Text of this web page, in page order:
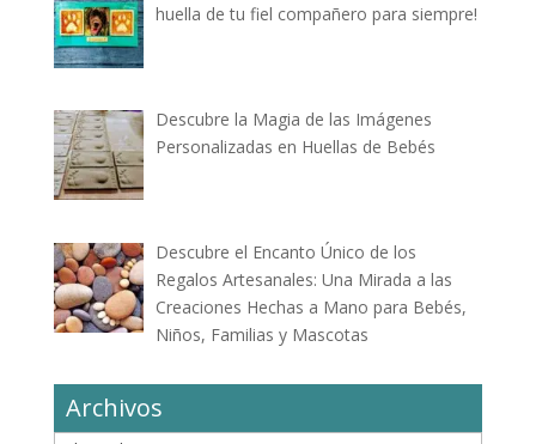
huella de tu fiel compañero para siempre!
Descubre la Magia de las Imágenes
Personalizadas en Huellas de Bebés
Descubre el Encanto Único de los
Regalos Artesanales: Una Mirada a las
Creaciones Hechas a Mano para Bebés,
Niños, Familias y Mascotas
Archivos